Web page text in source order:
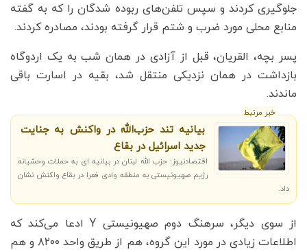
جلوگیری کردند و سپس تلفن‌های ربوده شدگان را که به گفته
منابع محلی مورد ضرب و شتم قرار گرفته بودند، مصادره کردند.
پسر بچه، القریان، قبل از آزادی در همان شب به یک اردوگاه
بازداشت در همان نزدیکی منتقل شد، بقیه در اسارت باقی
ماندند.
خبر مرتبط
بیانیه تند حزب‌الله در واکنش به جنایت
جدید اسرائیل در بقاع
اقتصادنیوز: حزب الله لبنان در بیانیه ای به حملات وحشیانه
رژیم صهیونیستی به منطقه وادی فعرا در بقاع واکنش نشان
داد.
از سوی دیگر، سرهنگ دوم صهیونیستی Y ادعا می‌کند که
اطلاعات زیادی در مورد این گروه، هم از طریق واحد ۸۲۰۰ و هم